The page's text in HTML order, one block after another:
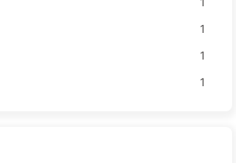
1
1
1